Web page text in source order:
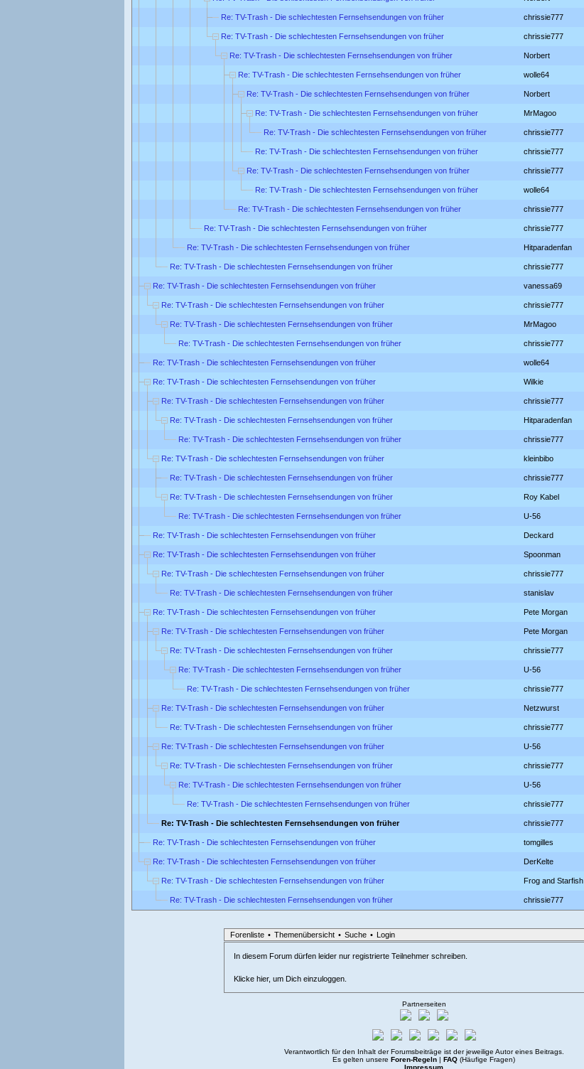
Re: TV-Trash - Die schlechtesten Fernsehsendungen von früher chrissie777
Re: TV-Trash - Die schlechtesten Fernsehsendungen von früher chrissie777
Re: TV-Trash - Die schlechtesten Fernsehsendungen von früher Norbert
Re: TV-Trash - Die schlechtesten Fernsehsendungen von früher wolle64
Re: TV-Trash - Die schlechtesten Fernsehsendungen von früher Norbert
Re: TV-Trash - Die schlechtesten Fernsehsendungen von früher MrMagoo
Re: TV-Trash - Die schlechtesten Fernsehsendungen von früher chrissie777
Re: TV-Trash - Die schlechtesten Fernsehsendungen von früher chrissie777
Re: TV-Trash - Die schlechtesten Fernsehsendungen von früher chrissie777
Re: TV-Trash - Die schlechtesten Fernsehsendungen von früher wolle64
Re: TV-Trash - Die schlechtesten Fernsehsendungen von früher chrissie777
Re: TV-Trash - Die schlechtesten Fernsehsendungen von früher chrissie777
Re: TV-Trash - Die schlechtesten Fernsehsendungen von früher Hitparadenfan
Re: TV-Trash - Die schlechtesten Fernsehsendungen von früher chrissie777
Re: TV-Trash - Die schlechtesten Fernsehsendungen von früher vanessa69
Re: TV-Trash - Die schlechtesten Fernsehsendungen von früher chrissie777
Re: TV-Trash - Die schlechtesten Fernsehsendungen von früher MrMagoo
Re: TV-Trash - Die schlechtesten Fernsehsendungen von früher chrissie777
Re: TV-Trash - Die schlechtesten Fernsehsendungen von früher wolle64
Re: TV-Trash - Die schlechtesten Fernsehsendungen von früher Wilkie
Re: TV-Trash - Die schlechtesten Fernsehsendungen von früher chrissie777
Re: TV-Trash - Die schlechtesten Fernsehsendungen von früher Hitparadenfan
Re: TV-Trash - Die schlechtesten Fernsehsendungen von früher chrissie777
Re: TV-Trash - Die schlechtesten Fernsehsendungen von früher kleinbibo
Re: TV-Trash - Die schlechtesten Fernsehsendungen von früher chrissie777
Re: TV-Trash - Die schlechtesten Fernsehsendungen von früher Roy Kabel
Re: TV-Trash - Die schlechtesten Fernsehsendungen von früher U-56
Re: TV-Trash - Die schlechtesten Fernsehsendungen von früher Deckard
Re: TV-Trash - Die schlechtesten Fernsehsendungen von früher Spoonman
Re: TV-Trash - Die schlechtesten Fernsehsendungen von früher chrissie777
Re: TV-Trash - Die schlechtesten Fernsehsendungen von früher stanislav
Re: TV-Trash - Die schlechtesten Fernsehsendungen von früher Pete Morgan
Re: TV-Trash - Die schlechtesten Fernsehsendungen von früher Pete Morgan
Re: TV-Trash - Die schlechtesten Fernsehsendungen von früher chrissie777
Re: TV-Trash - Die schlechtesten Fernsehsendungen von früher U-56
Re: TV-Trash - Die schlechtesten Fernsehsendungen von früher chrissie777
Re: TV-Trash - Die schlechtesten Fernsehsendungen von früher Netzwurst
Re: TV-Trash - Die schlechtesten Fernsehsendungen von früher chrissie777
Re: TV-Trash - Die schlechtesten Fernsehsendungen von früher U-56
Re: TV-Trash - Die schlechtesten Fernsehsendungen von früher chrissie777
Re: TV-Trash - Die schlechtesten Fernsehsendungen von früher U-56
Re: TV-Trash - Die schlechtesten Fernsehsendungen von früher chrissie777
Re: TV-Trash - Die schlechtesten Fernsehsendungen von früher chrissie777
Re: TV-Trash - Die schlechtesten Fernsehsendungen von früher tomgilles
Re: TV-Trash - Die schlechtesten Fernsehsendungen von früher DerKelte
Re: TV-Trash - Die schlechtesten Fernsehsendungen von früher Frog and Starfish
Re: TV-Trash - Die schlechtesten Fernsehsendungen von früher chrissie777
Forenliste • Themenübersicht • Suche • Login
In diesem Forum dürfen leider nur registrierte Teilnehmer schreiben.
Klicke hier, um Dich einzuloggen.
Partnerseiten
Verantwortlich für den Inhalt der Forumsbeiträge ist der jeweilige Autor eines Beitrags.
Es gelten unsere Foren-Regeln FAQ (Häufige Fragen)